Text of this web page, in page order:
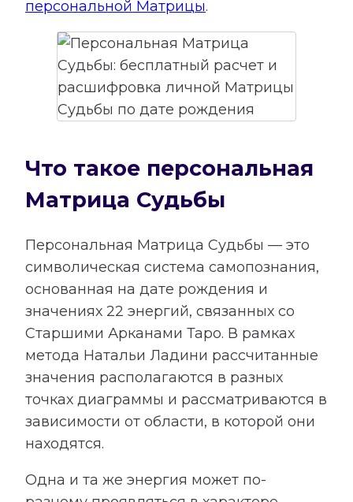
персональной Матрицы.
Что такое персональная
Матрица Судьбы
Персональная Матрица Судьбы — это
символическая система самопознания,
основанная на дате рождения и
значениях 22 энергий, связанных со
Старшими Арканами Таро. В рамках
метода Натальи Ладини рассчитанные
значения располагаются в разных
точках диаграммы и рассматриваются в
зависимости от области, в которой они
находятся.
Одна и та же энергия может по-